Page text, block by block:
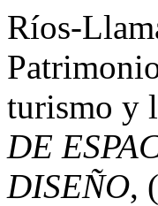
Ríos-
turismo y
DE
DISEÑO,